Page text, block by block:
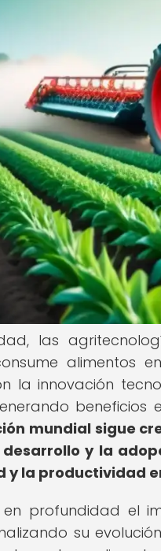
las
alimentos
la innovación
mundial sigue
y la
y la productividad
en profundidad el
su